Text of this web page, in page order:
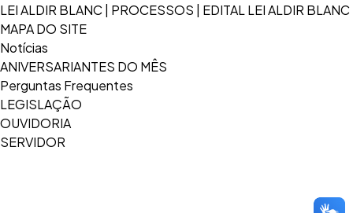
LEI ALDIR BLANC | PROCESSOS | EDITAL LEI ALDIR BLANC
MAPA DO SITE
Notícias
ANIVERSARIANTES DO MÊS
Perguntas Frequentes
LEGISLAÇÃO
OUVIDORIA
SERVIDOR